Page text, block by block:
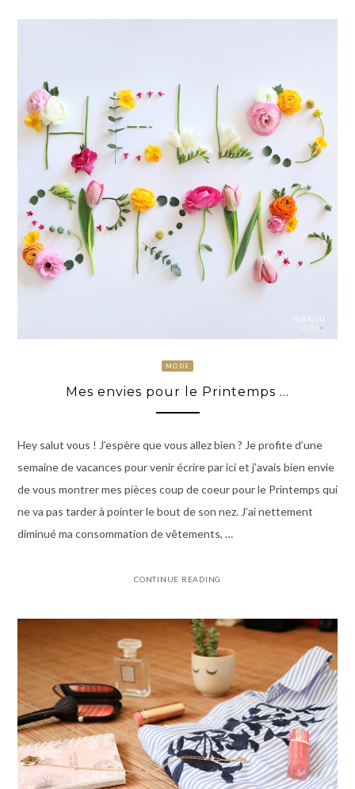
MODE
Mes envies pour le Printemps …
Hey salut vous ! J’espère que vous allez bien ? Je profite d’une
semaine de vacances pour venir écrire par ici et j’avais bien envie
de vous montrer mes pièces coup de coeur pour le Printemps qui
ne va pas tarder à pointer le bout de son nez. J’ai nettement
diminué ma consommation de vêtements, …
CONTINUE READING